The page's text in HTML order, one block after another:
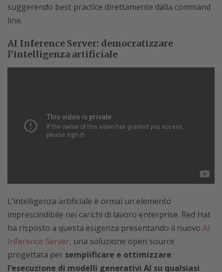
suggerendo best practice direttamente dalla command
line.
AI Inference Server: democratizzare
l’intelligenza artificiale
L’intelligenza artificiale è ormai un elemento
imprescindibile nei carichi di lavoro enterprise. Red Hat
ha risposto a questa esigenza presentando il nuovo AI
Inference Server, una soluzione open source
progettata per semplificare e ottimizzare
l’esecuzione di modelli generativi AI su qualsiasi